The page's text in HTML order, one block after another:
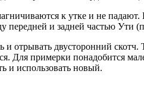
к утке и не
и задней частью Ути
двусторонний
Для примерки понадобится
и использовать новый.